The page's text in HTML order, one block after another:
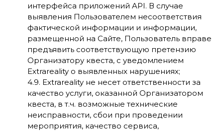
интерфейса приложений API. В случае
выявления Пользователем несоответствия
фактической информации и информации,
размещенной на Сайте, Пользователь вправе
предъявить соответствующую претензию
Организатору квеста, с уведомлением
Extrareality о выявленных нарушениях;
4.9. Extrareality не несет ответственности за
качество услуги, оказанной Организатором
квеста, в т.ч. возможные технические
неисправности, сбои при проведении
мероприятия, качество сервиса,